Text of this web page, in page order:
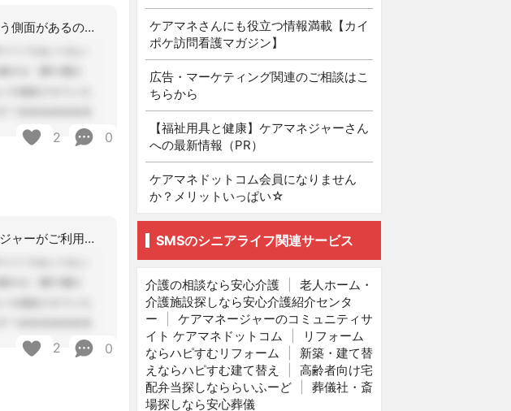
＞ケアマネは法人の営業要員なんでしょうか？そういう側面があるのは否定できないです
2 0
併設の事業所を持っている偉い方からするとケアマネジャーがご利用者様を紹介する物だ
2 0
ケアマネさんにも役立つ情報満載【カイ
ポケ訪問看護マガジン】
広告・マーケティング関連のご相談はこ
ちらから
【福祉用具と健康】ケアマネジャーさん
への最新情報（PR）
ケアマネドットコム会員になりません
か？メリットいっぱい☆
SMSのシニアライフ関連サービス
介護の相談なら安心介護
老人ホーム・
介護施設探しなら安心介護紹介センタ
ー
ケアマネージャーのコミュニティサ
イト ケアマネドットコム
リフォーム
ならハピすむリフォーム
新築・建て替
えならハピすむ建て替え
高齢者向け宅
配弁当探しなららいふーど
葬儀社・斎
場探しなら安心葬儀